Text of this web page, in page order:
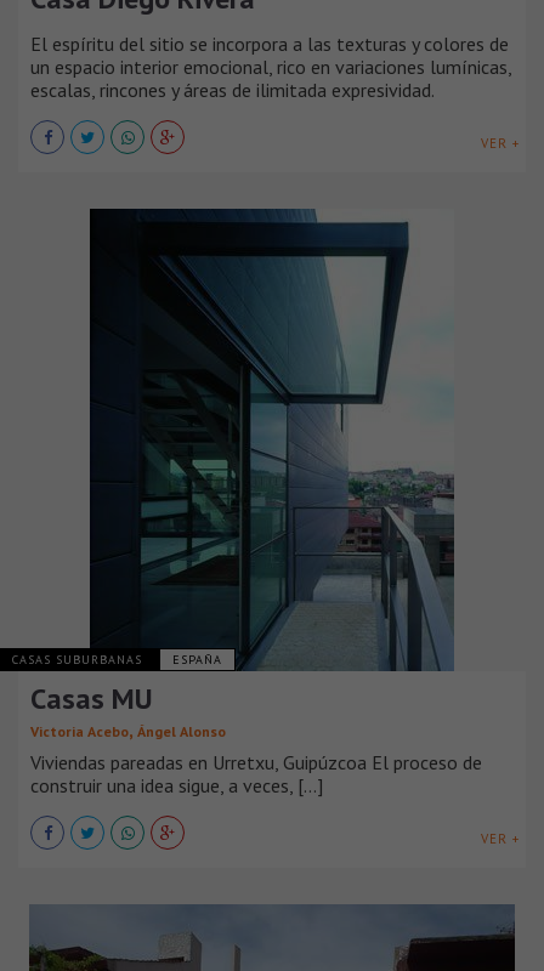
El espíritu del sitio se incorpora a las texturas y colores de
un espacio interior emocional, rico en variaciones lumínicas,
escalas, rincones y áreas de ilimitada expresividad.
VER +
CASAS SUBURBANAS ESPAÑA
Casas MU
Victoria Acebo, Ángel Alonso
Viviendas pareadas en Urretxu, Guipúzcoa El proceso de
construir una idea sigue, a veces, [...]
VER +